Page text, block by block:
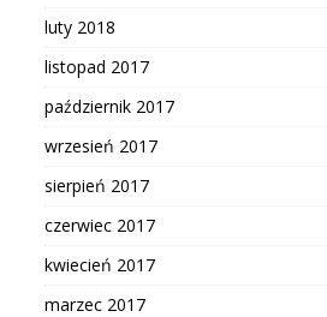
luty 2018
listopad 2017
październik 2017
wrzesień 2017
sierpień 2017
czerwiec 2017
kwiecień 2017
marzec 2017